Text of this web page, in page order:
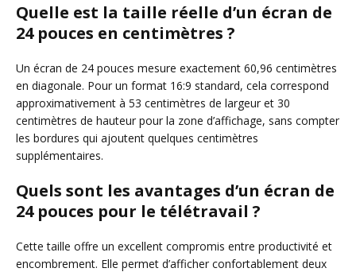
Quelle est la taille réelle d’un écran de
24 pouces en centimètres ?
Un écran de 24 pouces mesure exactement 60,96 centimètres
en diagonale. Pour un format 16:9 standard, cela correspond
approximativement à 53 centimètres de largeur et 30
centimètres de hauteur pour la zone d’affichage, sans compter
les bordures qui ajoutent quelques centimètres
supplémentaires.
Quels sont les avantages d’un écran de
24 pouces pour le télétravail ?
Cette taille offre un excellent compromis entre productivité et
encombrement. Elle permet d’afficher confortablement deux